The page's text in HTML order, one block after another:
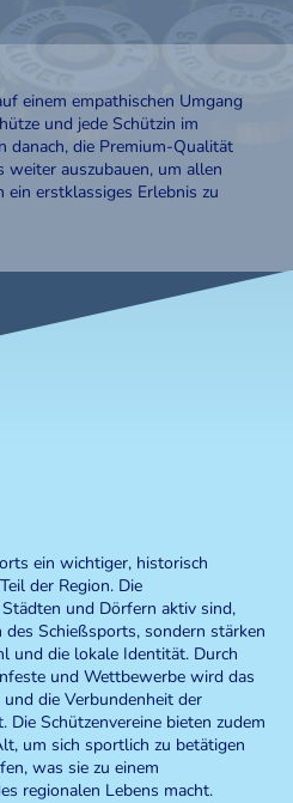
einem empathischen Umgang
und jede Schützin im
die Premium-Qualität
weiter auszubauen, um allen
erstklassiges Erlebnis zu
ein wichtiger, historisch
der Region. Die
und Dörfern aktiv sind,
Schießsports, sondern stärken
und die lokale Identität. Durch
und Wettbewerbe wird das
die Verbundenheit der
Die Schützenvereine bieten zudem
um sich sportlich zu betätigen
was sie zu einem
regionalen Lebens macht.